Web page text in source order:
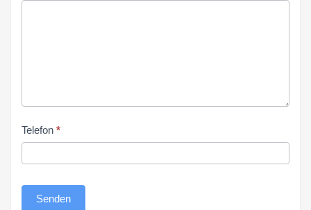
Telefon *
Senden